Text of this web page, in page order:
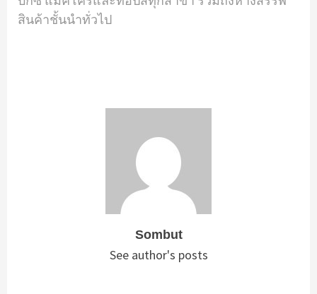
สินค้าชั้นนําทั่วไป
Sombut
See author's posts